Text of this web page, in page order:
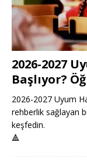
2026-2027
Başlıyor?
2026-2027 Uyum
rehberlik sağlayan
keşfedin.
🔺